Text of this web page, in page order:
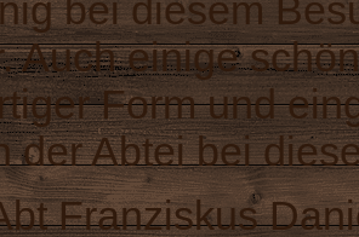
bei diesem
Auch einige
Form und
der Abtei bei
Franziskus